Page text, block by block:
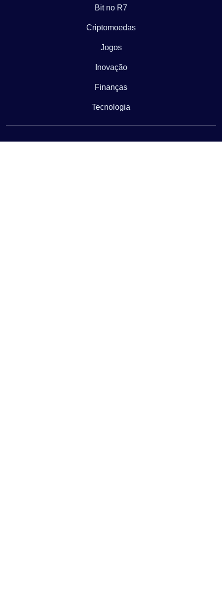
Bit no R7
Criptomoedas
Jogos
Inovação
Finanças
Tecnologia